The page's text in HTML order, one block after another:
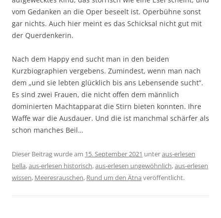
vom Gedanken an die Oper beseelt ist. Operbühne sonst
gar nichts. Auch hier meint es das Schicksal nicht gut mit
der Querdenkerin.
Nach dem Happy end sucht man in den beiden
Kurzbiographien vergebens. Zumindest, wenn man nach
dem „und sie lebten glücklich bis ans Lebensende sucht“.
Es sind zwei Frauen, die nicht offen dem männlich
dominierten Machtapparat die Stirn bieten konnten. Ihre
Waffe war die Ausdauer. Und die ist manchmal schärfer als
schon manches Beil…
Dieser Beitrag wurde am 15. September 2021 unteraus-erlesen
bella,aus-erlesen historisch,aus-erlesen ungewöhnlich,aus-erlesen
wissen, Meeresrauschen, Rund um den Ätna veröffentlicht.